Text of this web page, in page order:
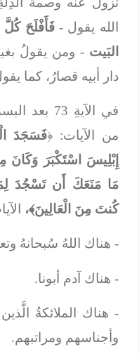
الله يقول -فَأَفْلَحَ كُلَّ
البَيت- ومن يقولُ
دار أبيه قصارُ، كما
في الآيةِ 73
من الآيات: ﴿فَسَجَدَ
إِبْلِيسَ اسْتَكْبَرَ وَكَانَ
مَا مَنَعَكَ أَن تَسْجُدَ
كُنتَ مِنَ الْعَالِينَ﴾،
- هناك اللهُ سُبحانهُ
- هناك آدم أبونا.
- هناك الملائكةُ
وأجناسهم ومراتبهم.